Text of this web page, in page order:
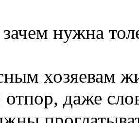
нужна
хозяевам
отпор, даже